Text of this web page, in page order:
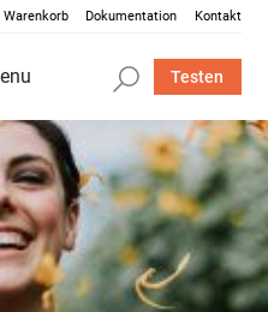
Warenkorb Dokumentation Kontakt
Testen